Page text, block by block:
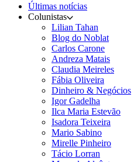
Últimas notícias
Colunistas
Lilian Tahan
Blog do Noblat
Carlos Carone
Andreza Matais
Claudia Meireles
Fábia Oliveira
Dinheiro & Negócios
Igor Gadelha
Ilca Maria Estevão
Isadora Teixeira
Mario Sabino
Mirelle Pinheiro
Tácio Lorran